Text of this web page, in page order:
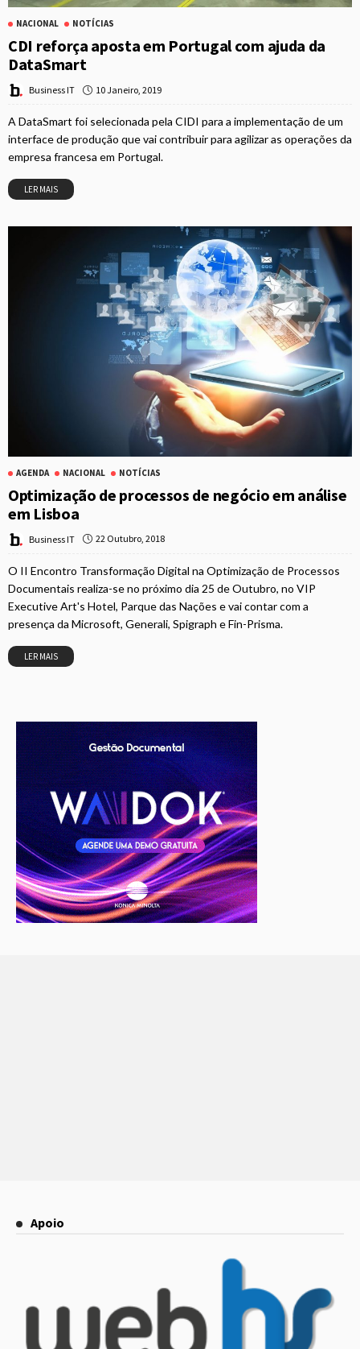
NACIONAL NOTÍCIAS
CDI reforça aposta em Portugal com ajuda da
DataSmart
Business IT 10 Janeiro, 2019
A DataSmart foi selecionada pela CIDI para a implementação de um
interface de produção que vai contribuir para agilizar as operações da
empresa francesa em Portugal.
LER MAIS
AGENDA NACIONAL NOTÍCIAS
Optimização de processos de negócio em análise
em Lisboa
Business IT 22 Outubro, 2018
O II Encontro Transformação Digital na Optimização de Processos
Documentais realiza-se no próximo dia 25 de Outubro, no VIP
Executive Art's Hotel, Parque das Nações e vai contar com a
presença da Microsoft, Generali, Spigraph e Fin-Prisma.
LER MAIS
Apoio